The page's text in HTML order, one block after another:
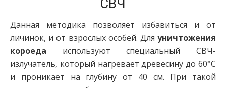
СВЧ
Данная методика позволяет избавиться и от
личинок, и от взрослых особей. Для уничтожения
короеда используют специальный СВЧ-
излучатель, который нагревает древесину до 60°C
и проникает на глубину от 40 см. При такой